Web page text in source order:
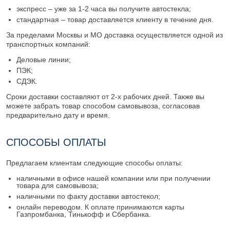
экспресс – уже за 1-2 часа вы получите автостекла;
стандартная – товар доставляется клиенту в течение дня.
За пределами Москвы и МО доставка осуществляется одной из
транспортных компаний:
Деловые линии;
ПЭК;
СДЭК.
Сроки доставки составляют от 2-х рабочих дней. Также вы
можете забрать товар способом самовывоза, согласовав
предварительно дату и время.
СПОСОБЫ ОПЛАТЫ
Предлагаем клиентам следующие способы оплаты:
наличными в офисе нашей компании или при получении
товара для самовывоза;
наличными по факту доставки автостекол;
онлайн переводом. К оплате принимаются карты
Газпромбанка, Тинькофф и Сбербанка.